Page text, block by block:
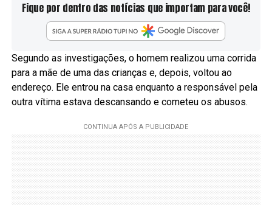
Fique por dentro das notícias que importam para você!
Segundo as investigações, o homem realizou uma corrida
para a mãe de uma das crianças e, depois, voltou ao
endereço. Ele entrou na casa enquanto a responsável pela
outra vítima estava descansando e cometeu os abusos.